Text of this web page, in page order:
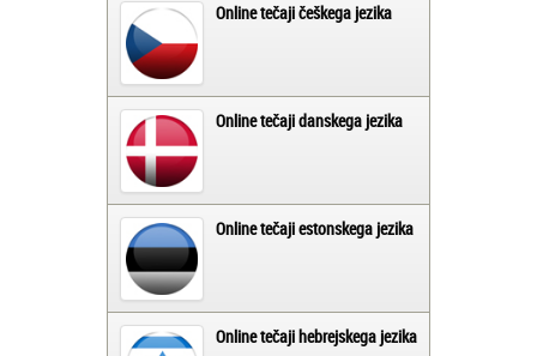
Online tečaji češkega jezika
Online tečaji danskega jezika
Online tečaji estonskega jezika
Online tečaji hebrejskega jezika